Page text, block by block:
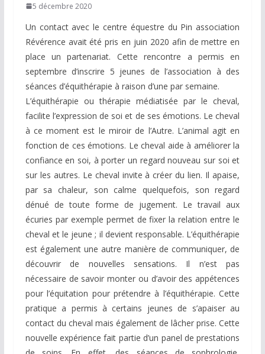
5 décembre 2020
Un contact avec le centre équestre du Pin association
Révérence avait été pris en juin 2020 afin de mettre en
place un partenariat. Cette rencontre a permis en
septembre d’inscrire 5 jeunes de l’association à des
séances d’équithérapie à raison d’une par semaine.
L’équithérapie ou thérapie médiatisée par le cheval,
facilite l’expression de soi et de ses émotions. Le cheval
à ce moment est le miroir de l’Autre. L’animal agit en
fonction de ces émotions. Le cheval aide à améliorer la
confiance en soi, à porter un regard nouveau sur soi et
sur les autres. Le cheval invite à créer du lien. Il apaise,
par sa chaleur, son calme quelquefois, son regard
dénué de toute forme de jugement. Le travail aux
écuries par exemple permet de fixer la relation entre le
cheval et le jeune ; il devient responsable. L’équithérapie
est également une autre manière de communiquer, de
découvrir de nouvelles sensations. Il n’est pas
nécessaire de savoir monter ou d’avoir des appétences
pour l’équitation pour prétendre à l’équithérapie. Cette
pratique a permis à certains jeunes de s’apaiser au
contact du cheval mais également de lâcher prise. Cette
nouvelle expérience fait partie d’un panel de prestations